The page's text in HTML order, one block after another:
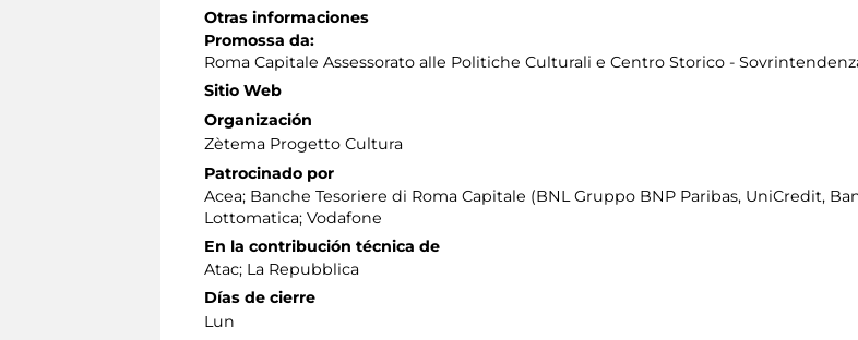
Otras informaciones
Promossa da:
Roma Capitale Assessorato alle Politiche Culturali e Centro Storico -
Sitio Web
Organización
Zètema Progetto Cultura
Patrocinado por
Acea; Banche Tesoriere di Roma Capitale (BNL Gruppo BNP Paribas, UniCredit,
Lottomatica; Vodafone
En la contribución técnica de
Atac; La Repubblica
Días de cierre
Lun